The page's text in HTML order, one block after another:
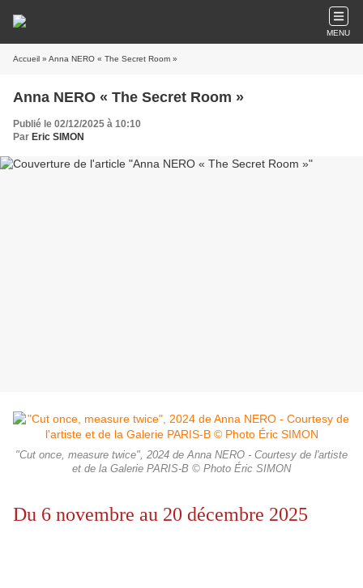
MENU
Accueil » Anna NERO « The Secret Room »
Anna NERO « The Secret Room »
Publié le 02/12/2025 à 10:10
Par Eric SIMON
"Cut once, measure twice", 2024 de Anna NERO - Courtesy de l'artiste
et de la Galerie PARIS-B © Photo Éric SIMON
Du 6 novembre au 20 décembre 2025